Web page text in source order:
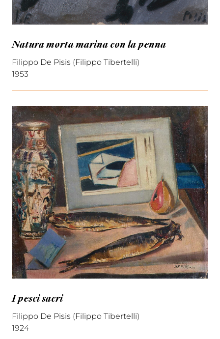
Natura morta marina con la penna
Filippo De Pisis (Filippo Tibertelli)
1953
I pesci sacri
Filippo De Pisis (Filippo Tibertelli)
1924